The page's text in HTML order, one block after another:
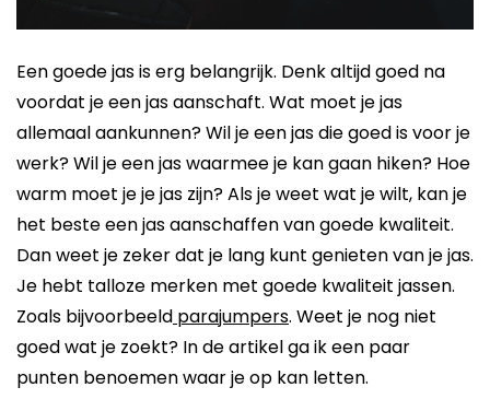
Een goede jas is erg belangrijk. Denk altijd goed na
voordat je een jas aanschaft. Wat moet je jas
allemaal aankunnen? Wil je een jas die goed is voor je
werk? Wil je een jas waarmee je kan gaan hiken? Hoe
warm moet je je jas zijn? Als je weet wat je wilt, kan je
het beste een jas aanschaffen van goede kwaliteit.
Dan weet je zeker dat je lang kunt genieten van je jas.
Je hebt talloze merken met goede kwaliteit jassen.
Zoals bijvoorbeeld parajumpers. Weet je nog niet
goed wat je zoekt? In de artikel ga ik een paar
punten benoemen waar je op kan letten.